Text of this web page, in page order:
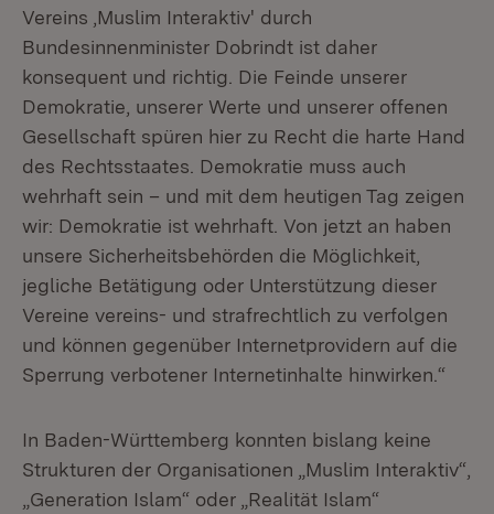
Vereins ,Muslim Interaktiv' durch
Bundesinnenminister Dobrindt ist daher
konsequent und richtig. Die Feinde unserer
Demokratie, unserer Werte und unserer offenen
Gesellschaft spüren hier zu Recht die harte Hand
des Rechtsstaates. Demokratie muss auch
wehrhaft sein – und mit dem heutigen Tag zeigen
wir: Demokratie ist wehrhaft. Von jetzt an haben
unsere Sicherheitsbehörden die Möglichkeit,
jegliche Betätigung oder Unterstützung dieser
Vereine vereins- und strafrechtlich zu verfolgen
und können gegenüber Internetprovidern auf die
Sperrung verbotener Internetinhalte hinwirken.“
In Baden-Württemberg konnten bislang keine
Strukturen der Organisationen „Muslim Interaktiv“,
„Generation Islam“ oder „Realität Islam“